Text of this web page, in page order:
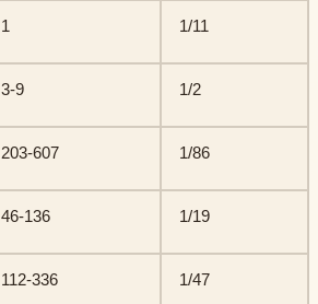
1 1/11
3-9 1/2
203-607 1/86
46-136 1/19
112-336 1/47